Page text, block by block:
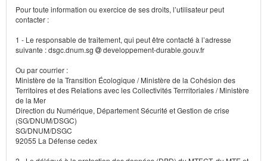
Pour toute information ou exercice de ses droits, l’utilisateur peut
contacter :
1 - Le responsable de traitement, qui peut être contacté à l’adresse
suivante : dsgc.dnum.sg
developpement-durable.gouv.fr
Ou par courrier :
Ministère de la Transition Écologique / Ministère de la Cohésion des
Territoires et des Relations avec les Collectivités Terrritoriales / Ministère
de la Mer
Direction du Numérique, Département Sécurité et Gestion de crise
(SG/DNUM/DSGC)
SG/DNUM/DSGC
92055 La Défense cedex